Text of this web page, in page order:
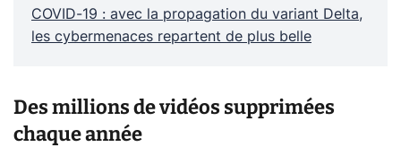
COVID-19 : avec la propagation du variant Delta,
les cybermenaces repartent de plus belle
Des millions de vidéos supprimées
chaque année